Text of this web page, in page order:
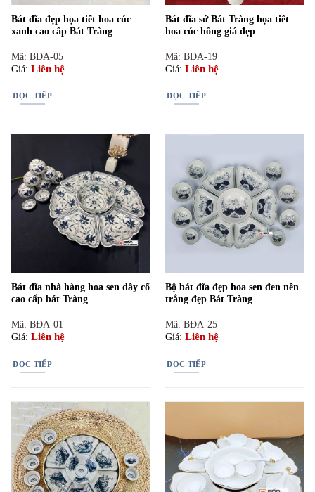
Bát đĩa đẹp họa tiết hoa cúc
xanh cao cấp Bát Tràng
Mã: BĐA-05
Giá: Liên hệ
ĐỌC TIẾP
Bát đĩa sứ Bát Tràng họa tiết
hoa cúc hồng giá đẹp
Mã: BĐA-19
Giá: Liên hệ
ĐỌC TIẾP
Bát đĩa nhà hàng hoa sen dây cổ
cao cấp bát Tràng
Mã: BĐA-01
Giá: Liên hệ
ĐỌC TIẾP
Bộ bát đĩa đẹp hoa sen đen nền
trắng đẹp Bát Tràng
Mã: BĐA-25
Giá: Liên hệ
ĐỌC TIẾP